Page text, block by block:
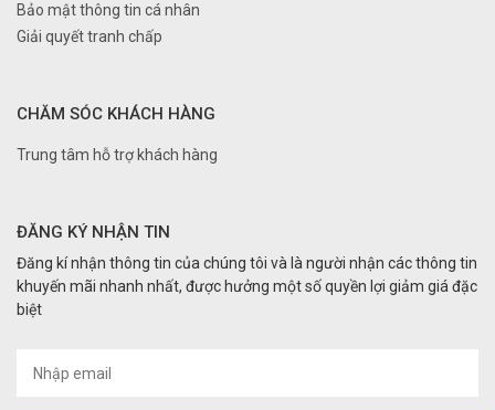
Bảo mật thông tin cá nhân
Giải quyết tranh chấp
CHĂM SÓC KHÁCH HÀNG
Trung tâm hỗ trợ khách hàng
ĐĂNG KÝ NHẬN TIN
Đăng kí nhận thông tin của chúng tôi và là người nhận các thông tin
khuyến mãi nhanh nhất, được hưởng một số quyền lợi giảm giá đặc
biệt